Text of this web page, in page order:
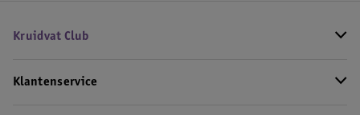
Kruidvat Club
Klantenservice